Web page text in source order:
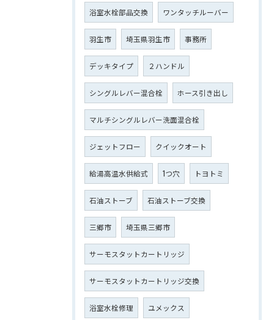
浴室水栓部品交換 ワンタッチルーバー
羽生市 埼玉県羽生市 事務所
デッキタイプ ２ハンドル
シングルレバー混合栓 ホース引き出し
マルチシングルレバー洗面混合栓
ジェットフロー クイックオート
給湯高温水供給式 1つ穴 トヨトミ
石油ストーブ 石油ストーブ交換
三郷市 埼玉県三郷市
サーモスタットカートリッジ
サーモスタットカートリッジ交換
浴室水栓修理 ユメックス